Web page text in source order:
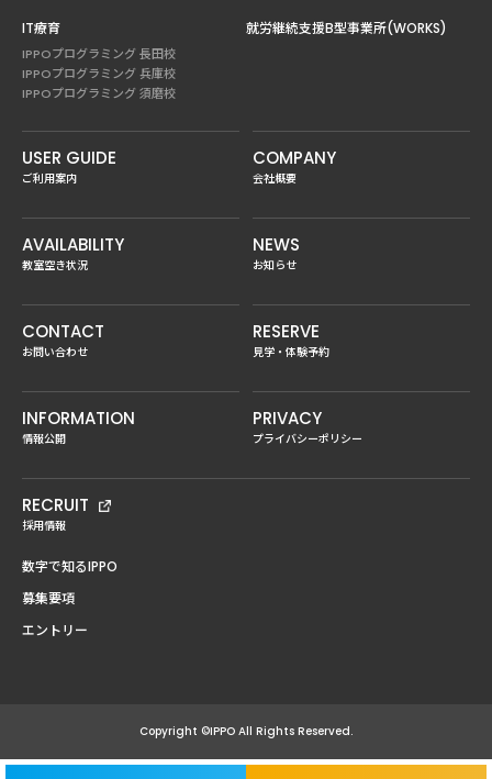
IT療育
IPPOプログラミング 長田校
IPPOプログラミング 兵庫校
IPPOプログラミング 須磨校
就労継続支援B型事業所(WORKS)
USER GUIDE
ご利用案内
COMPANY
会社概要
AVAILABILITY
教室空き状況
NEWS
お知らせ
CONTACT
お問い合わせ
RESERVE
見学・体験予約
INFORMATION
情報公開
PRIVACY
プライバシーポリシー
RECRUIT
採用情報
数字で知るIPPO
募集要項
エントリー
Copyright ©IPPO All Rights Reserved.